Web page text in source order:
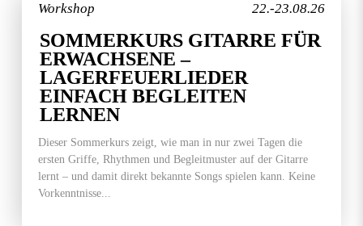
22.-23.08.26
Workshop
SOMMERKURS GITARRE FÜR
ERWACHSENE –
LAGERFEUERLIEDER
EINFACH BEGLEITEN
LERNEN
Dieser Sommerkurs zeigt, wie man in nur zwei Tagen die
ersten Griffe, Rhythmen und Begleitmuster auf der Gitarre
lernt – und damit direkt bekannte Songs spielen kann. Keine
Vorkenntnisse...